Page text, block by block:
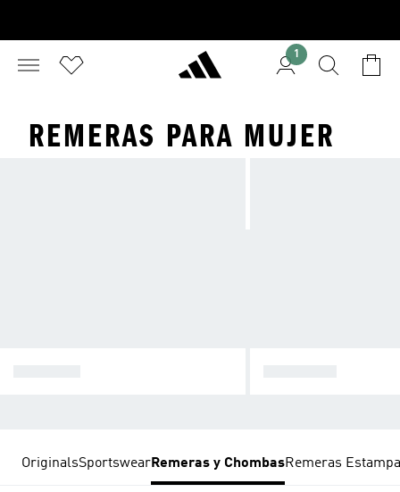
1
REMERAS PARA MUJER
OriginalsSportswearRemeras y ChombasRemeras